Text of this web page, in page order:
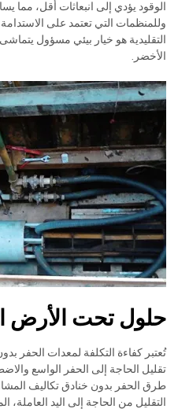
الوقود يؤدي إلى انبعاثات أقل، مما
وللمنظمات التي تعتمد على
التقليدية هو خيار بيئي مسؤول
الأخضر.
حلول تحت الأرض
تُعتبر كفاءة التكلفة لمعدات الحفر
تقليل الحاجة إلى الحفر الواسع
طرق الحفر بدون خنادق تكاليف
التقليل من الحاجة إلى اليد العاملة،